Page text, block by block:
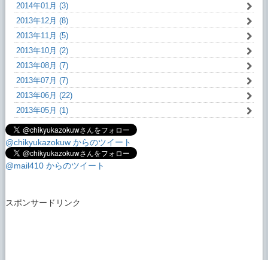
2014年01月 (3)
2013年12月 (8)
2013年11月 (5)
2013年10月 (2)
2013年08月 (7)
2013年07月 (7)
2013年06月 (22)
2013年05月 (1)
@chikyukazokuw からのツイート
@mail410 からのツイート
スポンサードリンク